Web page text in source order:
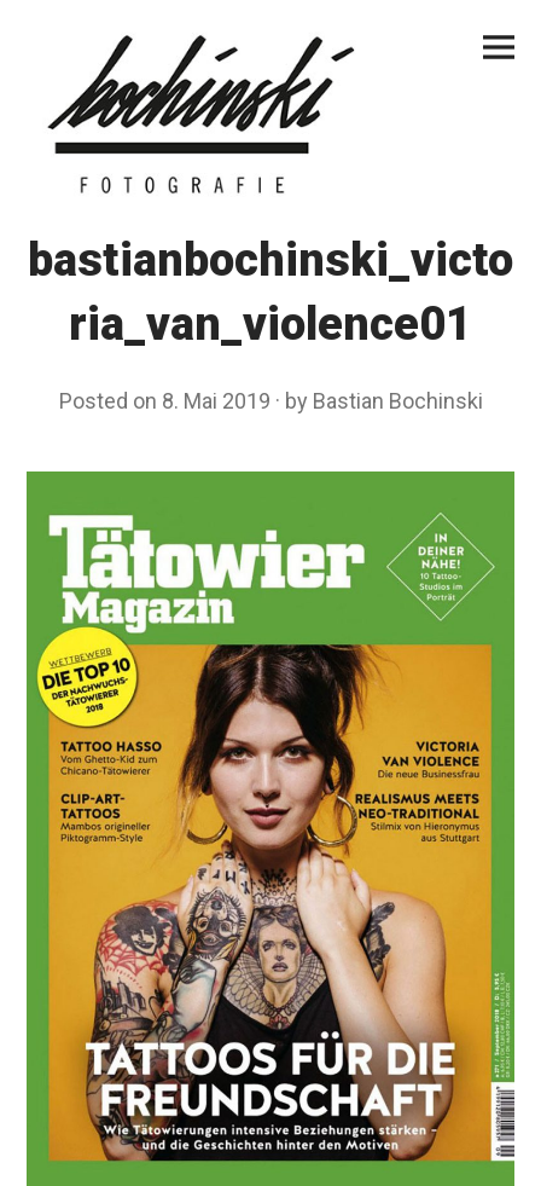
Menu
bastianbochinski_victo
ria_van_violence01
Posted on 8. Mai 2019 by Bastian Bochinski